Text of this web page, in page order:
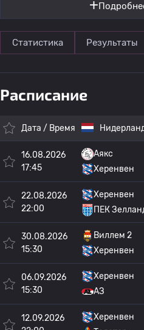
Статистика Результаты
Расписание
Дата / Время
16.08.2026
17:45
Аякс
Херенвен
22.08.2026
22:00
Херенвен
ПЕК
30.08.2026
15:30
Виллем 2
Херенвен
06.09.2026
15:30
Херенвен
АЗ
12.09.2026
Херенвен